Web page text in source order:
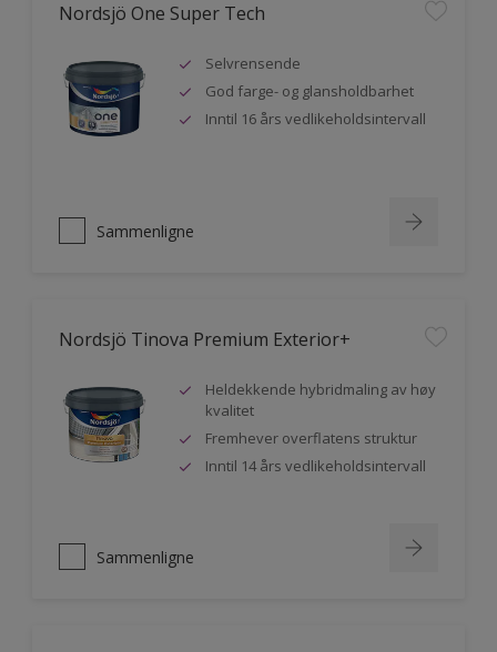
Nordsjö One Super Tech
Selvrensende
God farge- og glansholdbarhet
Inntil 16 års vedlikeholdsintervall
Sammenligne
Nordsjö Tinova Premium Exterior+
Heldekkende hybridmaling av høy
kvalitet
Fremhever overflatens struktur
Inntil 14 års vedlikeholdsintervall
Sammenligne